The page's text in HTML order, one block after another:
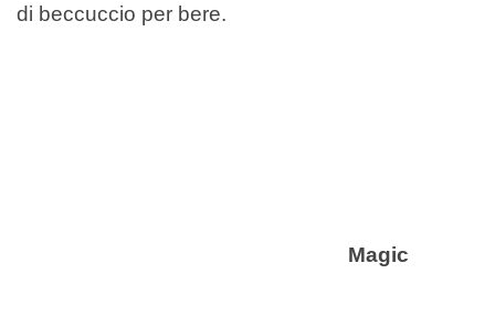
di beccuccio per bere.
Magic